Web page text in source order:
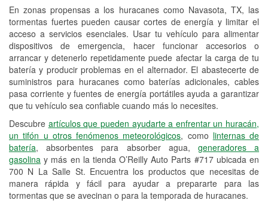
En zonas propensas a los huracanes como Navasota, TX, las
tormentas fuertes pueden causar cortes de energía y limitar el
acceso a servicios esenciales. Usar tu vehículo para alimentar
dispositivos de emergencia, hacer funcionar accesorios o
arrancar y detenerlo repetidamente puede afectar la carga de tu
batería y producir problemas en el alternador. El abastecerte de
suministros para huracanes como baterías adicionales, cables
pasa corriente y fuentes de energía portátiles ayuda a garantizar
que tu vehículo sea confiable cuando más lo necesites.
Descubre artículos que pueden ayudarte a enfrentar un huracán,
un tifón u otros fenómenos meteorológicos, como linternas de
batería, absorbentes para absorber agua, generadores a
gasolina y más en la tienda O’Reilly Auto Parts #717 ubicada en
700 N La Salle St. Encuentra los productos que necesitas de
manera rápida y fácil para ayudar a prepararte para las
tormentas que se avecinan o para la temporada de huracanes.
freno
Mangueras hidráulicas a la medida
Hurricane Supplies
Tornado Supplies
Conoce más